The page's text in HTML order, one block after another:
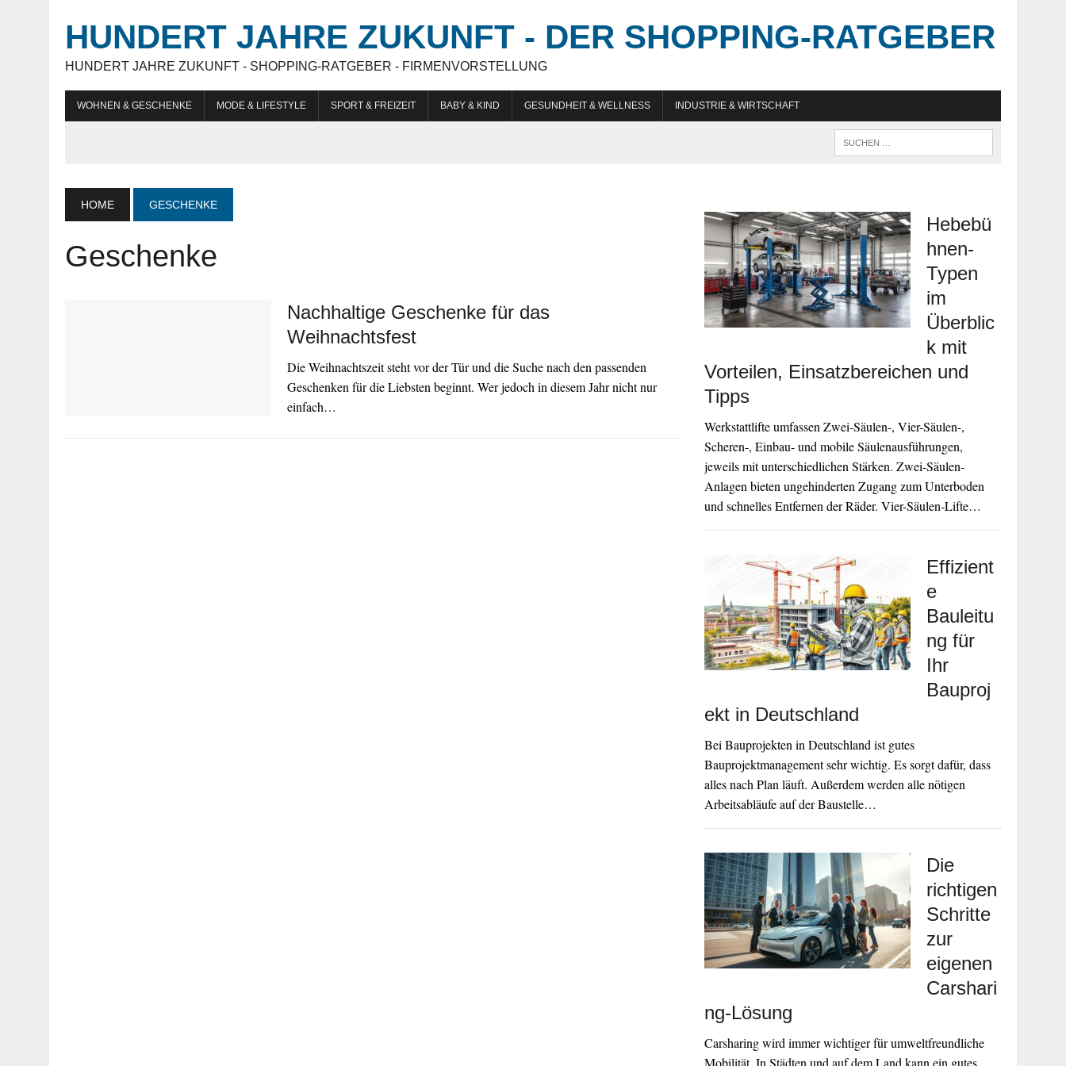
HUNDERT JAHRE ZUKUNFT - DER SHOPPING-RATGEBER
HUNDERT JAHRE ZUKUNFT - SHOPPING-RATGEBER - FIRMENVORSTELLUNG
WOHNEN & GESCHENKE MODE & LIFESTYLE SPORT & FREIZEIT BABY & KIND GESUNDHEIT & WELLNESS INDUSTRIE & WIRTSCHAFT
HOME GESCHENKE
Geschenke
Nachhaltige Geschenke für das
Weihnachtsfest
Die Weihnachtszeit steht vor der Tür und die Suche nach den passenden
Geschenken für die Liebsten beginnt. Wer jedoch in diesem Jahr nicht nur
einfach…
Hebebü
hnen-
Typen
im
Überblic
k mit
Vorteilen, Einsatzbereichen und
Tipps
Werkstattlifte umfassen Zwei-Säulen-, Vier-Säulen-,
Scheren-, Einbau- und mobile Säulenausführungen,
jeweils mit unterschiedlichen Stärken. Zwei-Säulen-
Anlagen bieten ungehinderten Zugang zum Unterboden
und schnelles Entfernen der Räder. Vier-Säulen-Lifte…
Effizient
e
Bauleitu
ng für
Ihr
Bauproj
ekt in Deutschland
Bei Bauprojekten in Deutschland ist gutes
Bauprojektmanagement sehr wichtig. Es sorgt dafür, dass
alles nach Plan läuft. Außerdem werden alle nötigen
Arbeitsabläufe auf der Baustelle…
Die
richtigen
Schritte
zur
eigenen
Carshari
ng-Lösung
Carsharing wird immer wichtiger für umweltfreundliche
Mobilität. In Städten und auf dem Land kann ein gutes